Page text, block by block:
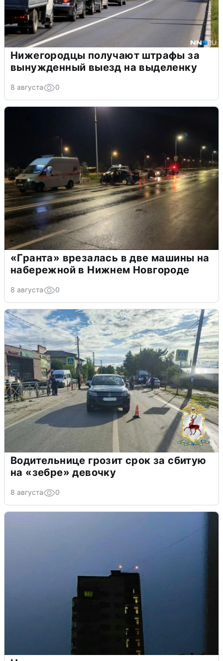
Нижегородцы получают штрафы за
вынужденный выезд на выделенку
8 августа 0
«Гранта» врезалась в две машины на
набережной в Нижнем Новгороде
8 августа 0
Водительнице грозит срок за сбитую
на «зебре» девочку
8 августа 0